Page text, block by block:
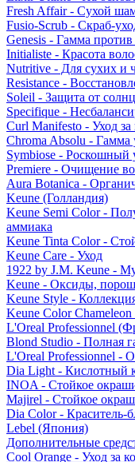
Fresh Affair - Сухой
Fusio-Scrub - Скраб-
Genesis - Гамма
Initialiste - Красота
Nutritive - Для сухих и
Resistance -
Soleil - Защита от
Specifique -
Curl Manifesto - Уход
Chroma Absolu -
Symbiose - Роскошный
Premiere - Очищение
Aura Botanica -
Keune (Голландия)
Keune Semi Color -
аммиака
Keune Tinta Color -
Keune Care - Уход
1922 by J.M. Keune -
Keune - Оксиды,
Keune Style -
Keune Color
L'Oreal Professionnel
Blond Studio - Полная
L'Oreal Professionnel -
Dia Light - Кислотный
INOA - Стойкое
Majirel - Стойкое
Dia Color - Краситель-
Lebel (Япония)
Дополнительные
Cool Orange - Уход за